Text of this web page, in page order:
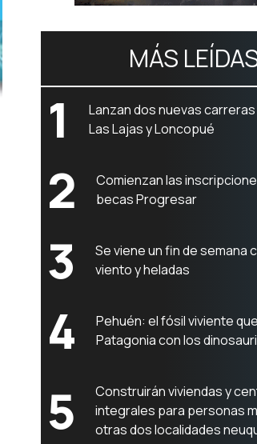
MÁS
1
Lanzan dos nuevas
Las Lajas y Loncopué
2
Comienzan las
becas Progresar
3
Se viene un fin de semana
viento y heladas
4
Pehuén: el fósil viviente
Patagonia con los
5
Construirán viviendas y
integrales para personas
otras dos localidades